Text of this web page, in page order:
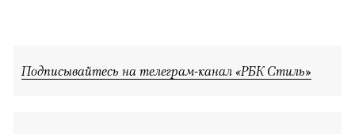
Подписывайтесь на телеграм-канал «РБК Стиль»